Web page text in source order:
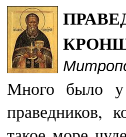
Храм
Ижевская
Храм
Много было у
праведников,